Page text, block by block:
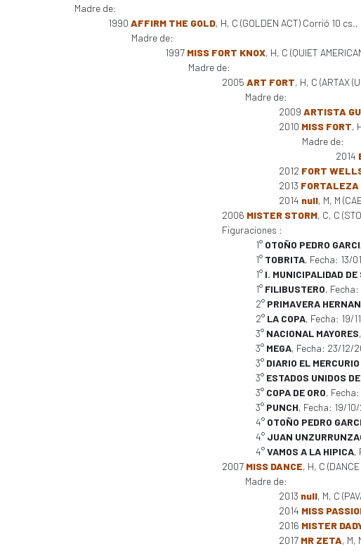
Madre de:
1990 AFFIRM THE GOLD, H, C (GOLDEN ACT) Corrió 10
Madre de:
1997 MISS FORT KNOX, H, C (QUIET
Madre de:
2005 ART FORT, H, C (ARTAX
Madre de:
2009 ARTISTA
2010 MISS FORT,
Madre de:
2014
2012 FORT
2013 FORTALEZA
2014 null, M, M
2006 MISTER STORM, C, C
Figuraciones :
1° OTOÑO PEDRO
1° TOBRITA, Fecha: 13/
1° I. MUNICIPALIDAD DE
1° FILIBUSTERO,
2° PRIMAVERA
2° LA COPA, Fecha: 19/
3° NACIONAL MAYORES
3° MEGA, Fecha: 23/12/
3° DIARIO EL
3° ESTADOS UNIDOS
3° COPA DE ORO,
3° PUNCH, Fecha: 19/
4° OTOÑO PEDRO
4° JUAN
4°VAMOS A LA HIPICA,
2007 MISS DANCE, H, C
Madre de:
2013 null, M, C
2014 MISS
2016 MISTER
2017 MR ZETA, M,